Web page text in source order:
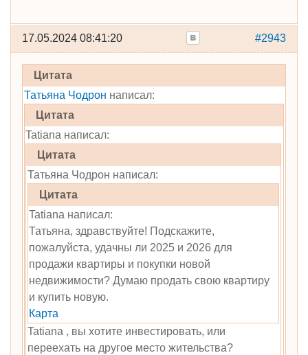
#2943
17.05.2024 08:41:20
Цитата
Татьяна Чодрон написал:
Цитата
Tatiana написал:
Цитата
Татьяна Чодрон написал:
Цитата
Tatiana написал:
Татьяна, здравствуйте! Подскажите,
пожалуйста, удачны ли 2025 и 2026 для
продажи квартиры и покупки новой
недвижимости? Думаю продать свою квартиру
и купить новую.
Карта
Tatiana , вы хотите инвестировать, или
переехать на другое место жительства?